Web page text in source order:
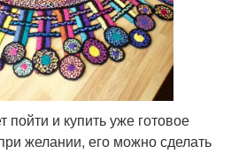
и купить уже готовое
желании, его можно сделать